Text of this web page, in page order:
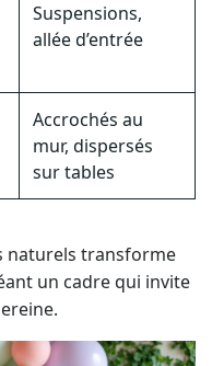
Suspensions,
allée d’entrée
Accrochés au
mur, dispersés
sur tables
naturels transforme
un cadre qui invite